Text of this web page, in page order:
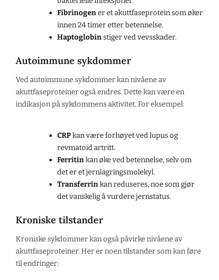
Fibrinogener et akuttfaseprotein som øker
innen 24 timer etter betennelse.
Haptoglobinstiger ved vevsskader.
Autoimmune sykdommer
Ved autoimmune sykdommer kan nivåene av
akuttfaseproteiner også endres. Dette kan være en
indikasjon på sykdommens aktivitet. For eksempel:
CRPkan være forhøyet ved lupus og
revmatoid artritt.
Ferritinkan øke ved betennelse, selv om
det er et jernlagringsmolekyl.
Transferrinkan reduseres, noe som gjør
det vanskelig å vurdere jernstatus.
Kroniske tilstander
Kroniske sykdommer kan også påvirke nivåene av
akuttfaseproteiner. Her er noen tilstander som kan føre
til endringer: